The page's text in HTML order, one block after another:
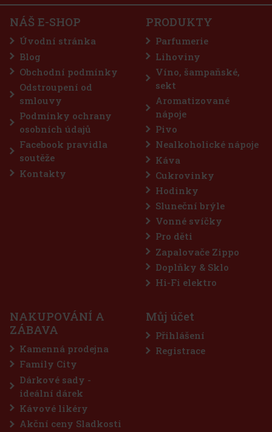
a
– v autě,
57 Kč
košíku
43%
Akce
pro
dóza
57 Kč
košíku
NÁŠ E-SHOP
Úvodní stránka
Blog
Obchodní podmínky
Odstroupení od
smlouvy
Podmínky ochrany
osobních údajů
Facebook pravidla
soutěže
Kontakty
PRODUKTY
Parfumerie
Lihoviny
Víno, šampaňské,
sekt
Aromatizované
nápoje
Pivo
Nealkoholické nápoje
Káva
Cukrovinky
Hodinky
Sluneční brýle
Vonné svíčky
Pro děti
Zapalovače Zippo
Doplňky & Sklo
Hi-Fi elektro
NAKUPOVÁNÍ A
ZÁBAVA
Kamenná prodejna
Family City
Dárkové sady -
ideální dárek
Kávové likéry
Akční ceny Sladkosti
Můj účet
Přihlášení
Registrace